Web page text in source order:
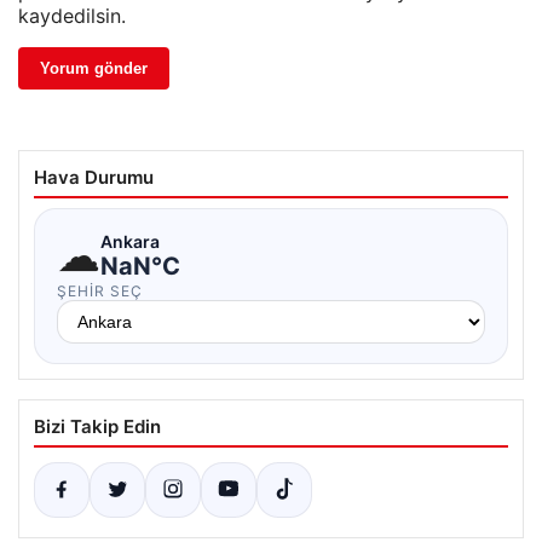
kaydedilsin.
Hava Durumu
☁Ankara
NaN°C
ŞEHIR SEÇ
Bizi Takip Edin